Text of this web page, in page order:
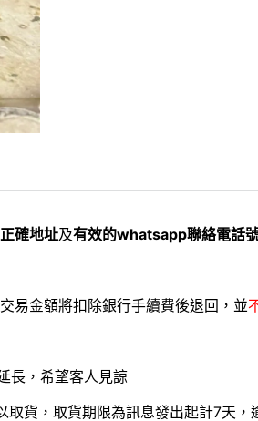
正確地址及有效的whatsapp聯絡電話
交易金額將扣除銀行手續費後退回，並
長，希望客人見諒
貨，取貨期限為訊息發出起計7天，